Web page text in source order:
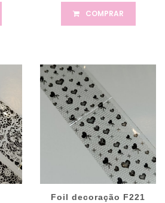
COMPRAR
Foil decoração F221